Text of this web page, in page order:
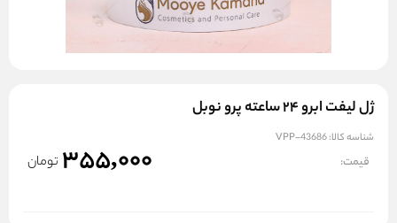
ژل لیفت ابرو ۲۴ ساعته پرو نوبل
شناسه کالا:VPP-43686
قیمت: 355,000 تومان